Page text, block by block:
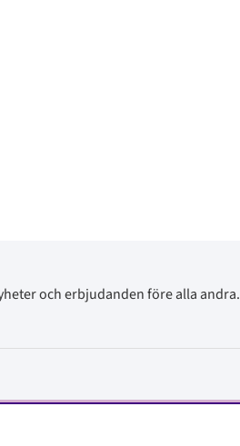
och erbjudanden före alla andra.